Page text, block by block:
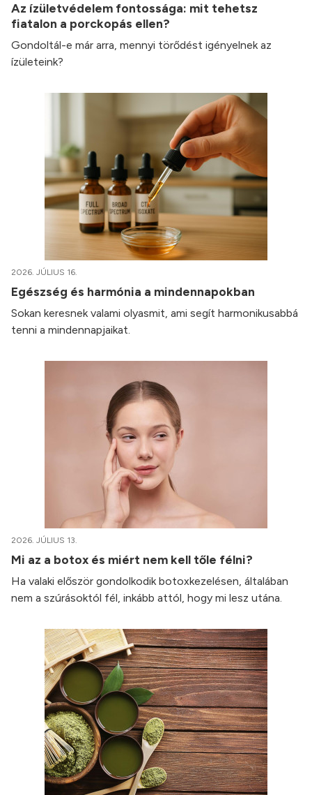
Az ízületvédelem fontossága: mit tehetsz
fiatalon a porckopás ellen?
Gondoltál-e már arra, mennyi törődést igényelnek az
ízületeink?
2026. JÚLIUS 16.
Egészség és harmónia a mindennapokban
Sokan keresnek valami olyasmit, ami segít harmonikusabbá
tenni a mindennapjaikat.
2026. JÚLIUS 13.
Mi az a botox és miért nem kell tőle félni?
Ha valaki először gondolkodik botoxkezelésen, általában
nem a szúrásoktól fél, inkább attól, hogy mi lesz utána.